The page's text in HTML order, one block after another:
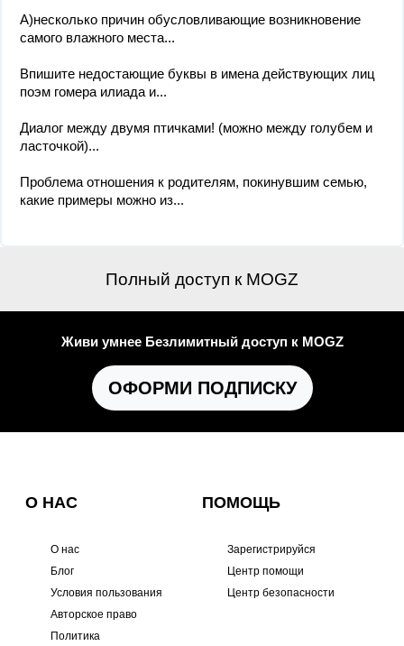
А)несколько причин обусловливающие возникновение
самого влажного места...
Впишите недостающие буквы в имена действующих лиц
поэм гомера илиада и...
Диалог между двумя птичками! (можно между голубем и
ласточкой)...
Проблема отношения к родителям, покинувшим семью,
какие примеры можно из...
Полный доступ к MOGZ
Живи умнее Безлимитный доступ к MOGZ
ОФОРМИ ПОДПИСКУ
О НАС
О нас
Блог
Условия пользования
Авторское право
Политика
ПОМОЩЬ
Зарегистрируйся
Центр помощи
Центр безопасности